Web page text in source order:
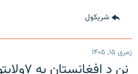
شريکول
زمری ۱۵, ۱۴۰۵
نن د